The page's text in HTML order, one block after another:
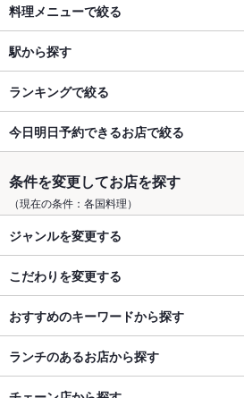
料理メニューで絞る
駅から探す
ランキングで絞る
今日明日予約できるお店で絞る
条件を変更してお店を探す
（現在の条件：各国料理）
ジャンルを変更する
こだわりを変更する
おすすめのキーワードから探す
ランチのあるお店から探す